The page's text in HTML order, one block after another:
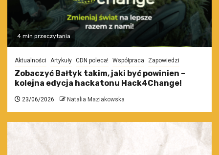
4 min przeczytania
Aktualności Artykuły CDN poleca! Współpraca Zapowiedzi
Zobaczyć Bałtyk takim, jaki być powinien –
kolejna edycja hackatonu Hack4Change!
23/06/2026 Natalia Maziakowska